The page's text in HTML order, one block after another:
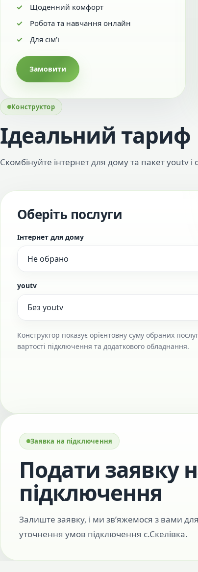
Щоденний комфорт
Робота та навчання онлайн
Для сім’ї
Замовити
Конструктор
Ідеальний тариф
Скомбінуйте інтернет для дому та пакет youtv і
Оберіть послуги
Інтернет для дому
youtv
Конструктор показує орієнтовну суму обраних
вартості підключення та додаткового обладнання.
Заявка на підключення
Подати заявку
підключення
Залиште заявку, і ми зв’яжемося з вами для
уточнення умов підключення с.Скелівка.